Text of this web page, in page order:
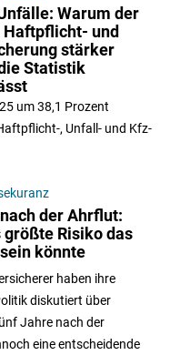
Warum der
und
stärker
Statistik
um 38,1 Prozent
, Unfall- und Kfz-
der Ahrflut:
größte Risiko das
könnte
haben ihre
diskutiert über
Jahre nach der
eine entscheidende